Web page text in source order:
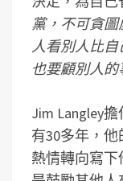
黨，不可貪
人看別人比自
也要顧別人的
Jim Langley
有30多年，
熱情轉向寫